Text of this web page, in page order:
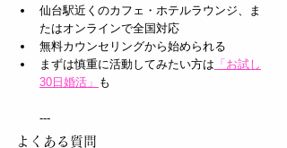
仙台駅近くのカフェ・ホテルラウンジ、ま
たはオンラインで全国対応
無料カウンセリングから始められる
まずは慎重に活動してみたい方は 「お試し
30日婚活」 も
---
よくある質問